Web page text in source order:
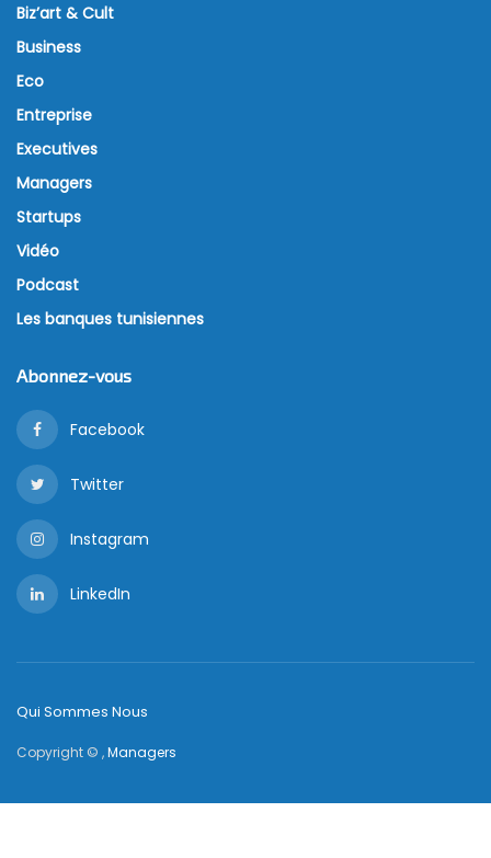
Biz’art & Cult
Business
Eco
Entreprise
Executives
Managers
Startups
Vidéo
Podcast
Les banques tunisiennes
Abonnez-vous
Facebook
Twitter
Instagram
LinkedIn
Qui Sommes Nous
Copyright © ,Managers